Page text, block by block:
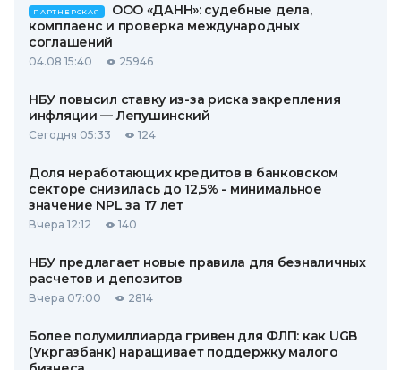
ПАРТНЕРСКАЯ
ООО «ДАНН»: судебные дела,
комплаенс и проверка международных
соглашений
04.08 15:40 25946
НБУ повысил ставку из-за риска закрепления
инфляции — Лепушинский
Сегодня 05:33 124
Доля неработающих кредитов в банковском
секторе снизилась до 12,5% - минимальное
значение NPL за 17 лет
Вчера 12:12 140
НБУ предлагает новые правила для безналичных
расчетов и депозитов
Вчера 07:00 2814
Более полумиллиарда гривен для ФЛП: как UGB
(Укргазбанк) наращивает поддержку малого